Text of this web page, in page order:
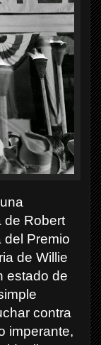
de Robert
del Premio
de Willie
estado de
contra
imperante,